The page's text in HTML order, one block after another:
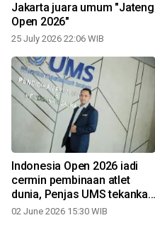
Jakarta juara umum "Jateng
Open 2026"
25 July 2026 22:06 WIB
Indonesia Open 2026 iadi
cermin pembinaan atlet
dunia, Penjas UMS tekankan
peran Sport Science
02 June 2026 15:30 WIB